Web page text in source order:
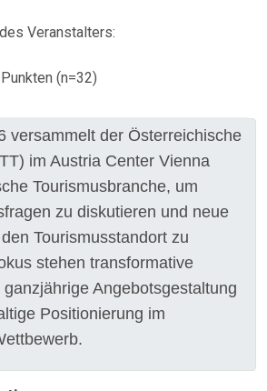
Veranstalters:
(n=32)
versammelt der Österreichische
im Austria Center Vienna
Tourismusbranche, um
zu diskutieren und neue
Tourismusstandort zu
stehen transformative
Angebotsgestaltung
Positionierung im